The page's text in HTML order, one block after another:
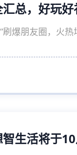
总，好玩好
”刷爆朋友圈，火
生活将于